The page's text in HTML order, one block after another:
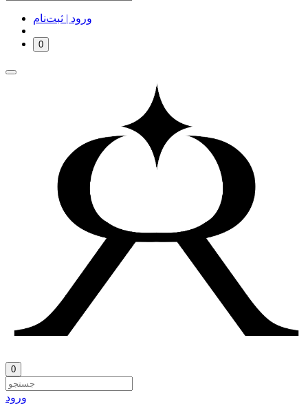
ورود | ثبت‌نام
0
0
ورود